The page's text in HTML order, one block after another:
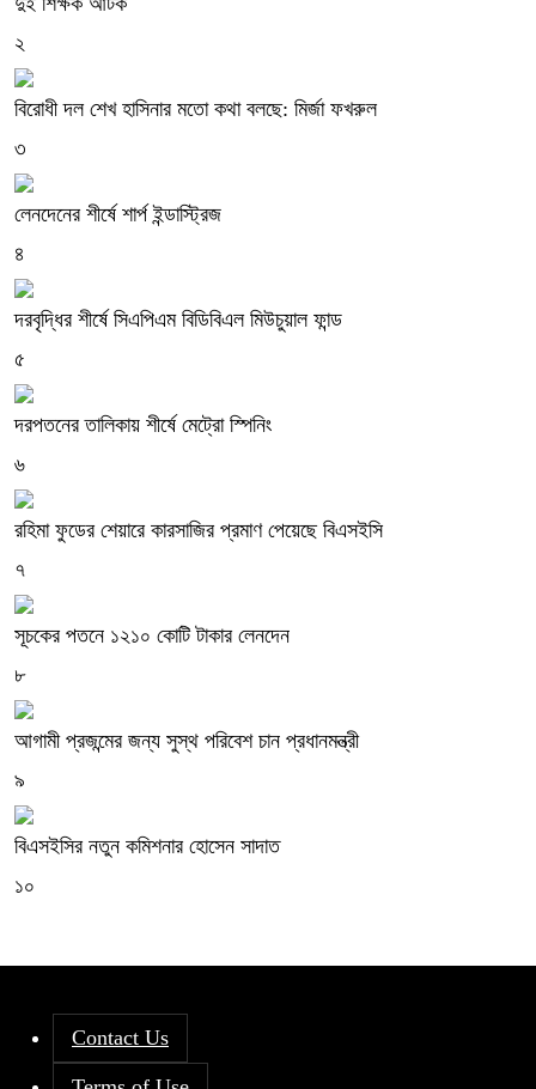
২
বিরোধী দল শেখ হাসিনার মতো কথা বলছে: মির্জা ফখরুল
৩
লেনদেনের শীর্ষে শার্প ইন্ডাস্ট্রিজ
৪
দরবৃদ্ধির শীর্ষে সিএপিএম বিডিবিএল মিউচুয়াল ফান্ড
৫
দরপতনের তালিকায় শীর্ষে মেট্রো স্পিনিং
৬
রহিমা ফুডের শেয়ারে কারসাজির প্রমাণ পেয়েছে বিএসইসি
৭
সূচকের পতনে ১২১০ কোটি টাকার লেনদেন
৮
আগামী প্রজন্মের জন্য সুস্থ পরিবেশ চান প্রধানমন্ত্রী
৯
বিএসইসির নতুন কমিশনার হোসেন সাদাত
১০
Contact Us